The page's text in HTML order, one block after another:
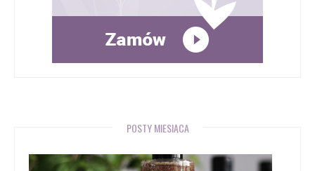
POSTY MIESIĄCA